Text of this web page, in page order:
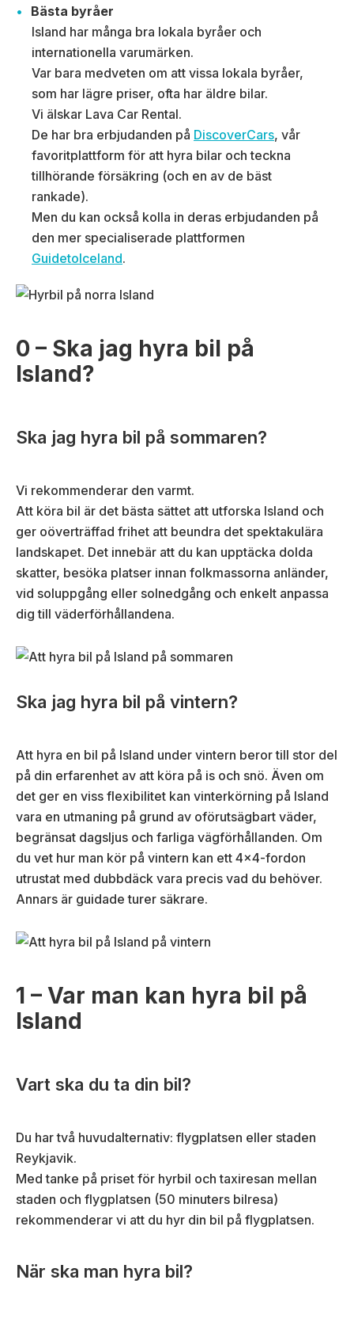
Bästa byråer
Island har många bra lokala byråer och
internationella varumärken.
Var bara medveten om att vissa lokala byråer,
som har lägre priser, ofta har äldre bilar.
Vi älskar Lava Car Rental.
De har bra erbjudanden på DiscoverCars, vår
favoritplattform för att hyra bilar och teckna
tillhörande försäkring (och en av de bäst
rankade).
Men du kan också kolla in deras erbjudanden på
den mer specialiserade plattformen
GuidetoIceland.
0 – Ska jag hyra bil på
Island?
Ska jag hyra bil på sommaren?
Vi rekommenderar den varmt.
Att köra bil är det bästa sättet att utforska Island och
ger oöverträffad frihet att beundra det spektakulära
landskapet. Det innebär att du kan upptäcka dolda
skatter, besöka platser innan folkmassorna anländer,
vid soluppgång eller solnedgång och enkelt anpassa
dig till väderförhållandena.
Ska jag hyra bil på vintern?
Att hyra en bil på Island under vintern beror till stor del
på din erfarenhet av att köra på is och snö. Även om
det ger en viss flexibilitet kan vinterkörning på Island
vara en utmaning på grund av oförutsägbart väder,
begränsat dagsljus och farliga vägförhållanden. Om
du vet hur man kör på vintern kan ett 4×4-fordon
utrustat med dubbdäck vara precis vad du behöver.
Annars är guidade turer säkrare.
1 – Var man kan hyra bil på
Island
Vart ska du ta din bil?
Du har två huvudalternativ: flygplatsen eller staden
Reykjavik.
Med tanke på priset för hyrbil och taxiresan mellan
staden och flygplatsen (50 minuters bilresa)
rekommenderar vi att du hyr din bil på flygplatsen.
När ska man hyra bil?